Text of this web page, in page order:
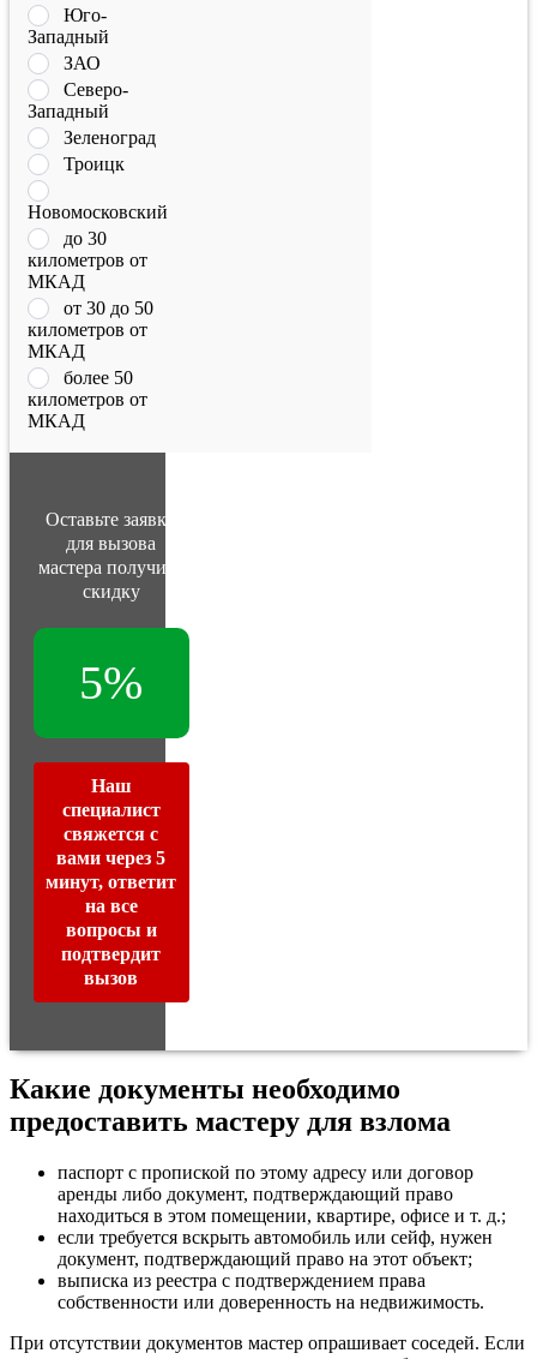
Юго-
Западный
ЗАО
Северо-
Западный
Зеленоград
Троицк
Новомосковский
до 30
километров от
МКАД
от 30 до 50
километров от
МКАД
более 50
километров от
МКАД
Оставьте заявку
для вызова
мастера получите
скидку
5%
Наш
специалист
свяжется с
вами через 5
минут, ответит
на все
вопросы и
подтвердит
вызов
Какие документы необходимо
предоставить мастеру для взлома
паспорт с пропиской по этому адресу или договор
аренды либо документ, подтверждающий право
находиться в этом помещении, квартире, офисе и т. д.;
если требуется вскрыть автомобиль или сейф, нужен
документ, подтверждающий право на этот объект;
выписка из реестра с подтверждением права
собственности или доверенность на недвижимость.
При отсутствии документов мастер опрашивает соседей. Если